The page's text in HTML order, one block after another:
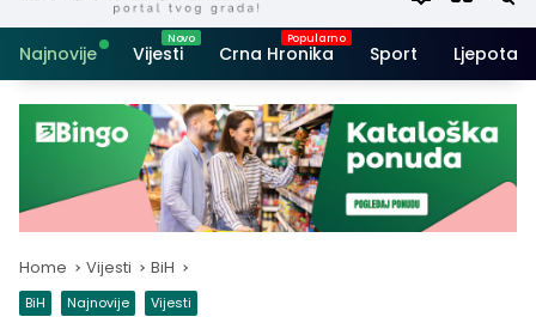
Najnovije Vijesti Crna Hronika Sport Ljepota i
Home Vijesti BiH
BiH Najnovije Vijesti